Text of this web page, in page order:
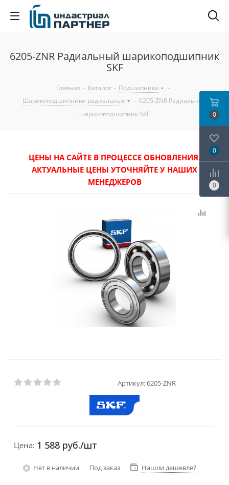
6205-ZNR Радиальный шарикоподшипник
SKF
Главная - Каталог - Подшипники
-
Шарикоподшипники радиальные
- 6205-ZNR Радиальный
шарикоподшипник SKF
ЦЕНЫ НА САЙТЕ В ПРОЦЕССЕ ОБНОВЛЕНИЯ.
АКТУАЛЬНЫЕ ЦЕНЫ УТОЧНЯЙТЕ У НАШИХ
МЕНЕДЖЕРОВ
Артикул:6205-ZNR
Цена: 1 588 руб./шт
Нет в наличии Под заказ Нашли дешевле?
0
0
0